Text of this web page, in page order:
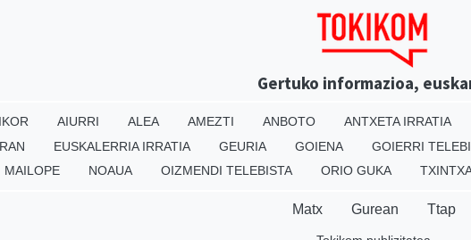
Gertuko informazioa,
AIURRI ALEA AMEZTI ANBOTO ANTXETA IRRATIA
EUSKALERRIA IRRATIA GEURIA GOIENA GOIERRI
MAILOPE NOAUA OIZMENDI TELEBISTA ORIO GUKA
Matx Gurean Ttap